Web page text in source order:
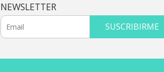
NEWSLETTER
SUSCRIBIRME